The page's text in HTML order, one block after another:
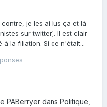
je les ai lus ça et là
sur twitter). Il est clair
à la filiation. Si ce n'était...
PABerryer dans Politique,